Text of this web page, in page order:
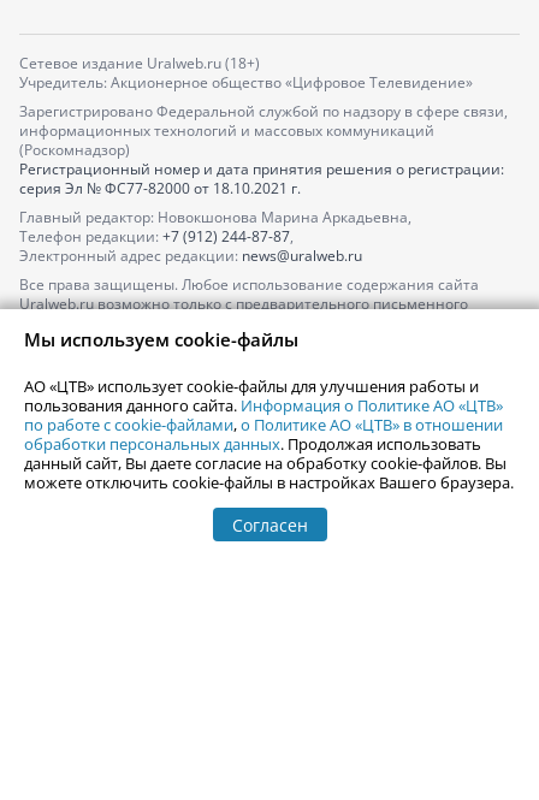
Сетевое издание Uralweb.ru (18+)
Учредитель: Акционерное общество «Цифровое Телевидение»
Зарегистрировано Федеральной службой по надзору в сфере связи,
информационных технологий и массовых коммуникаций
(Роскомнадзор)
Регистрационный номер и дата принятия решения о регистрации:
серия Эл № ФС77-82000от 18.10.2021 г.
Главный редактор: Новокшонова Марина Аркадьевна,
Телефон редакции: +7 (912) 244-87-87,
Электронный адрес редакции: news@uralweb.ru
Все права защищены. Любое использование содержания сайта
Uralweb.ru возможно только с предварительного письменного
По вопросам размещения рекламы обращайтесь по тел.
По вопросам размещения информации в разделе «Афиша»
afisha@uralweb.ru
Пользовательское соглашение на использование сайта
Политика АО «ЦТВ» в отношении обработки персональных данных
Мы используем cookie-файлы
АО «ЦТВ» использует cookie-файлы для улучшения работы и
пользования данного сайта. Информация о Политике АО «ЦТВ»
по работе с cookie-файлами,о Политике АО «ЦТВ» в отношении
обработки персональных данных. Продолжая использовать
данный сайт, Вы даете согласие на обработку cookie-файлов. Вы
можете отключить cookie-файлы в настройках Вашего браузера.
Согласен